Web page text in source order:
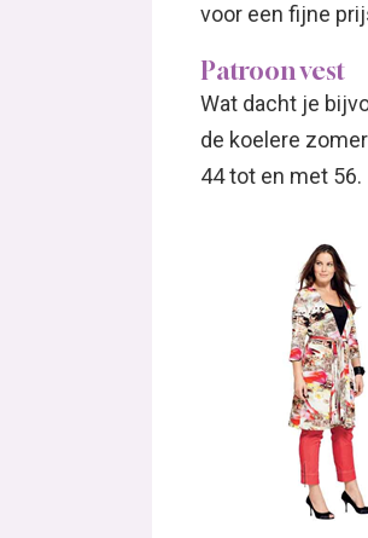
voor een fijne
Patroon vest
Wat dacht je
de koelere
44 tot en met 56.